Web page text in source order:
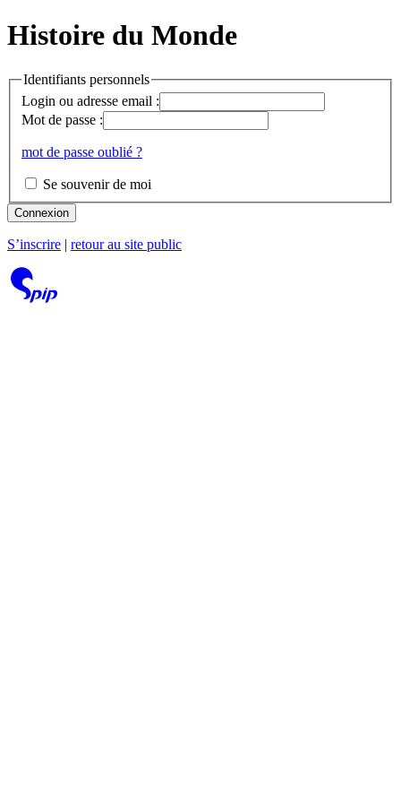
Histoire du Monde
Identifiants personnels
Login ou adresse email :
Mot de passe :
mot de passe oublié ?
Se souvenir de moi
Connexion
S’inscrire retour au site public